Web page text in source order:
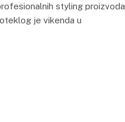
styling proizvoda
je vikenda u